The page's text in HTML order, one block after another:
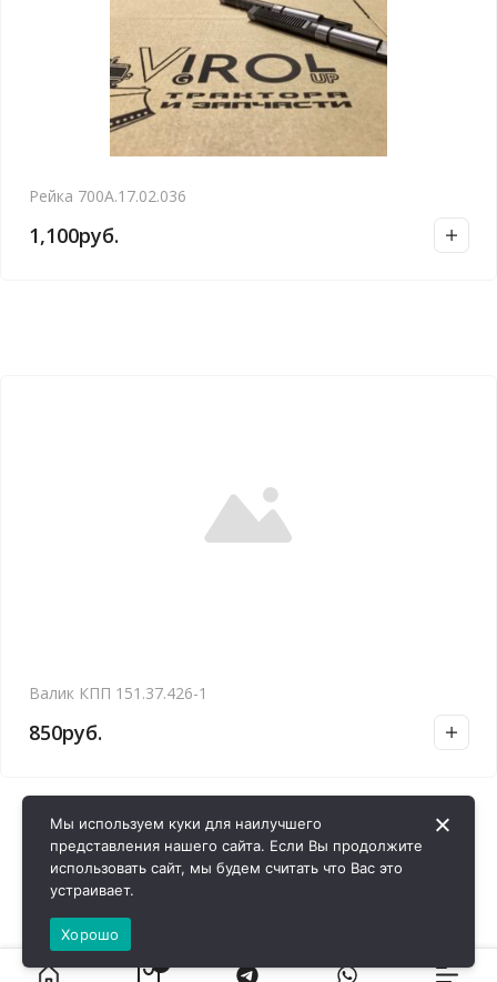
Рейка 700А.17.02.036
1,100руб.
Валик КПП 151.37.426-1
850руб.
Мы используем куки для наилучшего
представления нашего сайта. Если Вы продолжите
использовать сайт, мы будем считать что Вас это
устраивает.
Хорошо